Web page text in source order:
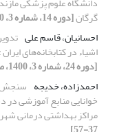
گرگان[دوره 14، شماره 3، 1390، صفحه 163-192]
احسانیان، قاسم علی
اشیاء در کتابخانه‌های
[دوره 24، شماره 3، 1400، صفحه 189-213]
احمدزاده، خدیجه سنجش
خوانایی منابع آموزشی در
مراکز بهداشتی درمانی